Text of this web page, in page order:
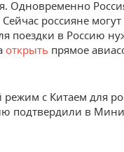
Одновременно
россияне
поездки в Россию
открыть прямое
режим с Китаем для
подтвердили в